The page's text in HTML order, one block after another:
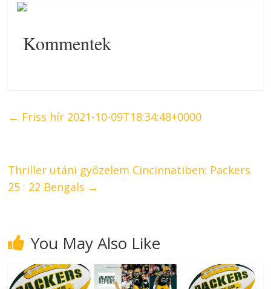
Kommentek
← Friss hír 2021-10-09T18:34:48+0000
Thriller utáni győzelem Cincinnatiben: Packers
25 : 22 Bengals →
You May Also Like